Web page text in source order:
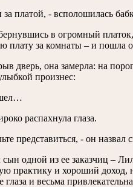
за платой, - всполошилась
в огромный платок,
плату за комнаты – и пошла
дверь, она замерла: на
произнес:
распахнула глаза.
представиться, - он назвал
одной из ее заказчиц –
практику и хороший доход,
глаза и весьма